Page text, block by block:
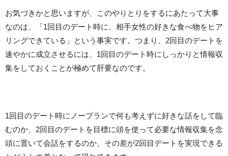
お気づきかと思いますが、このやりとりをするにあたって大事
なのは、「1回目のデート時に、相手女性の好きな食べ物をヒア
リングできている」という事実です。つまり、2回目のデートを
速やかに成立させるには、1回目のデート時にしっかりと情報収
集をしておくことが極めて肝要なのです。
1回目のデート時にノープランで何も考えずに好きな話をして臨
むのか、2回目のデートを目標に頭を使って必要な情報収集を念
頭に置いて会話をするのか、その差が2回目デートを実現できる